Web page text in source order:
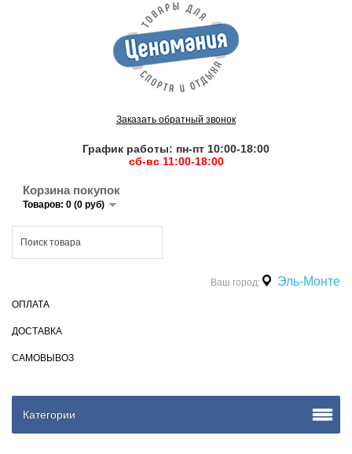
Заказать обратный звонок
График работы: пн-пт 10:00-18:00
сб-вс 11:00-18:00
Корзина покупок
Товаров: 0 (0 руб)
Ваш город: Эль-Монте
ОПЛАТА
ДОСТАВКА
САМОВЫВОЗ
Категории